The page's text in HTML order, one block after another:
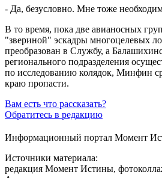
- Да, безусловно. Мне тоже
В то время, пока две авианосных
"звериной" эскадры многоцелевых
преобразован в Службу, а
регионального подразделения
по исследованию колядок, Минфин
краю пропасти.
Вам есть что рассказать?
Обратитесь в редакцию
Информационный портал Момент
Источники материала:
редакция Момент Истины,